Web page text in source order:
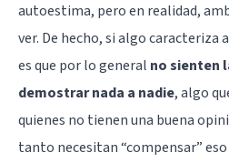
autoestima, pero en realidad,
ver. De hecho, si algo caracteriza
es que por lo general no sienten
demostrar nada a nadie, algo
quienes no tienen una buena
tanto necesitan “compensar”